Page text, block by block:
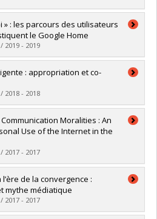
Papyrus
Mirjam
Papyrus
» : les parcours des utilisateurs
le Google Home
- 2019
Papyrus
: appropriation et co-
- 2018
Papyrus
Moralities : An
Use of the Internet in the
- 2017
Papyrus
de la convergence :
mythe médiatique
- 2017